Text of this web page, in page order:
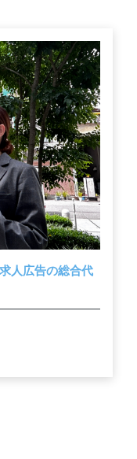
人広告の総合代